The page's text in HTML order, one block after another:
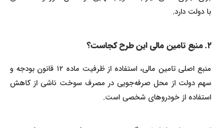
با دولت دارد.
منبع اصلی تامین مالی، استفاده از ظرفیت ماده ۱۲ قانون بودجه و
سهم دولت از محل صرفه‌جویی در مصرف سوخت ناشی از کاهش
استفاده از خودروهای شخصی است.